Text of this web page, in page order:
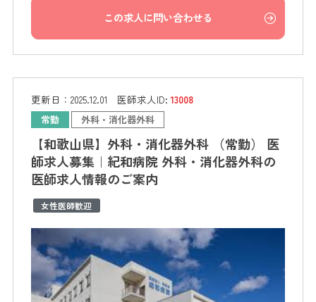
この求人に問い合わせる
更新日： 2025.12.01 医師求人ID:13008
常勤 外科・消化器外科
【和歌山県】外科・消化器外科 （常勤） 医
師求人募集｜紀和病院 外科・消化器外科の
医師求人情報のご案内
女性医師歓迎